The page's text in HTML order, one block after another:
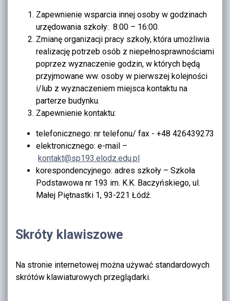
Zapewnienie wsparcia innej osoby w godzinach
urzędowania szkoły: 8:00 – 16:00.
Zmianę organizacji pracy szkoły, która umożliwia
realizację potrzeb osób z niepełnosprawnościami
poprzez wyznaczenie godzin, w których będą
przyjmowane ww. osoby w pierwszej kolejności
i/lub z wyznaczeniem miejsca kontaktu na
parterze budynku.
Zapewnienie kontaktu:
telefonicznego: nr telefonu/ fax - +48 426439273
elektronicznego: e-mail –
kontakt@sp193.elodz.edu.pl
korespondencyjnego: adres szkoły – Szkoła
Podstawowa nr 193 im. K.K. Baczyńskiego, ul.
Małej Piętnastki 1, 93-221 Łódź.
Skróty klawiszowe
Na stronie internetowej można używać standardowych
skrótów klawiaturowych przeglądarki.